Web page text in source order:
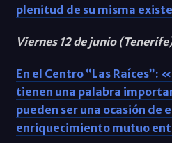
plenitud de su misma
Viernes 12 de junio
En el Centro “Las Raíces”:
tienen una palabra
pueden ser una ocasión de
enriquecimiento mutuo